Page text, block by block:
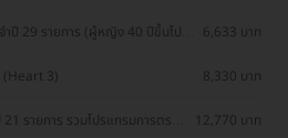
ปี 29 รายการ (ผู้หญิง 40 ปีขึ้นไป)
6,633 บาท
(Heart 3) 8,330 บาท
รายการ รวมโปรแกรมการตรวจ
12,770 บาท